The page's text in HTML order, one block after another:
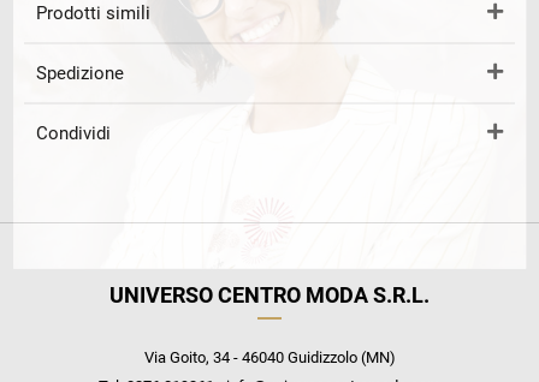
Prodotti simili
Spedizione
Condividi
UNIVERSO CENTRO MODA S.R.L.
Via Goito, 34 - 46040 Guidizzolo (MN)